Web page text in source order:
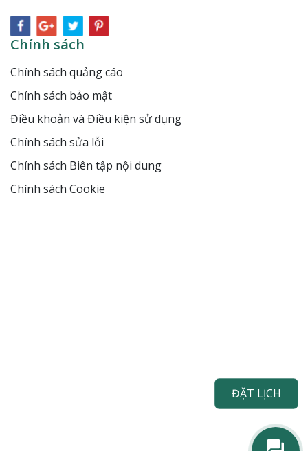
Chính sách
Chính sách quảng cáo
Chính sách bảo mật
Điều khoản và Điều kiện sử dụng
Chính sách sửa lỗi
Chính sách Biên tập nội dung
Chính sách Cookie
ĐẶT LỊCH